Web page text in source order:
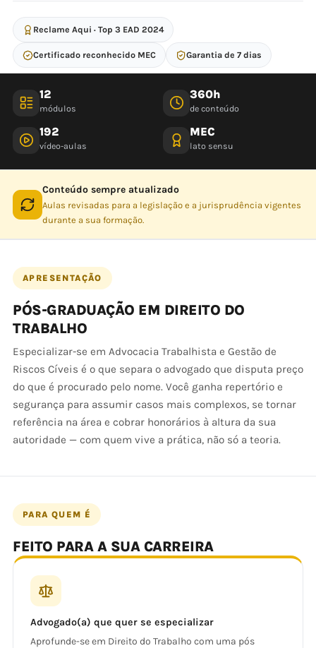
Reclame Aqui · Top 3 EAD 2024
Certificado reconhecido MEC Garantia de 7 dias
12
módulos
360h
de conteúdo
192
vídeo-aulas
MEC
lato sensu
Conteúdo sempre atualizado
Aulas revisadas para a legislação e a jurisprudência vigentes
durante a sua formação.
APRESENTAÇÃO
PÓS-GRADUAÇÃO EM DIREITO DO
TRABALHO
Especializar-se em Advocacia Trabalhista e Gestão de
Riscos Cíveis é o que separa o advogado que disputa preço
do que é procurado pelo nome. Você ganha repertório e
segurança para assumir casos mais complexos, se tornar
referência na área e cobrar honorários à altura da sua
autoridade — com quem vive a prática, não só a teoria.
PARA QUEM É
FEITO PARA A SUA CARREIRA
Advogado(a) que quer se especializar
Aprofunde-se em Direito do Trabalho com uma pós